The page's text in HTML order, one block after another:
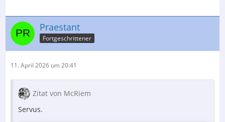
Praestant
Fortgeschrittener
11. April 2026 um 20:41
Zitat von McRiem
Servus.